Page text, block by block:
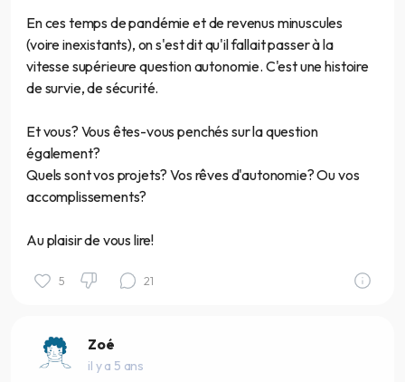
En ces temps de pandémie et de revenus minuscules
(voire inexistants), on s'est dit qu'il fallait passer à la
vitesse supérieure question autonomie. C'est une histoire
de survie, de sécurité.
Et vous? Vous êtes-vous penchés sur la question
également?
Quels sont vos projets? Vos rêves d'autonomie? Ou vos
accomplissements?
Au plaisir de vous lire!
5 21
Zoé
il y a 5 ans